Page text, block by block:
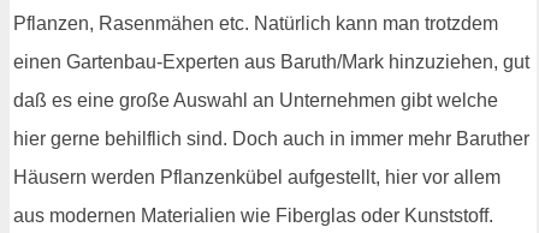
Pflanzen, Rasenmähen etc. Natürlich kann man trotzdem
einen Gartenbau-Experten aus Baruth/Mark hinzuziehen, gut
daß es eine große Auswahl an Unternehmen gibt welche
hier gerne behilflich sind. Doch auch in immer mehr Baruther
Häusern werden Pflanzenkübel aufgestellt, hier vor allem
aus modernen Materialien wie Fiberglas oder Kunststoff.